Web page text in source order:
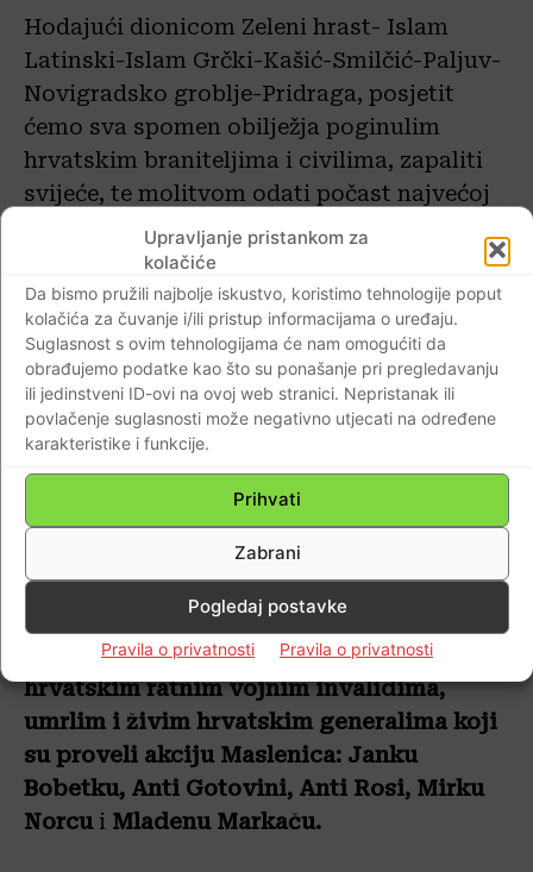
Upravljanje pristankom za
kolačiće
Da bismo pružili najbolje iskustvo, koristimo tehnologije poput
kolačića za čuvanje i/ili pristup informacijama o uređaju.
Suglasnost s ovim tehnologijama će nam omogućiti da
obrađujemo podatke kao što su ponašanje pri pregledavanju
ili jedinstveni ID-ovi na ovoj web stranici. Nepristanak ili
povlačenje suglasnosti može negativno utjecati na određene
karakteristike i funkcije.
Prihvati
Zabrani
Pogledaj postavke
Pravila o privatnosti Pravila o privatnosti
Hodajući dionicom Zeleni hrast- Islam
Latinski-Islam Grčki-Kašić-Smilčić-Paljuv-
Novigradsko groblje-Pridraga, posjetit
ćemo sva spomen obilježja poginulim
hrvatskim braniteljima i civilima, zapaliti
svijeće, te molitvom odati počast najvećoj
žrtvi koju su ti ljudi nesebično dali za
slobodu koju danas imamo.
Obaveza nam je dostojanstveno obilježiti
akciju, koja je bila od velike važnosti za
našu Domovinu a poglavito za našu
županiju. Ovom operacijom je oslobođeno
trinaest sela u zadarskom zaleđu, morski
tjesnac Novsko Ždrilo, Zrakoplovna baza
Zemunik, prostor zračne luke Zadar, te
brana Peruća kod Sinja.
ujemo svim
poginulim
hrvatskim braniteljima i civilima,
hrvatskim ratnim vojnim invalidima,
umrlim i živim hrvatskim generalima koji
su proveli akciju Maslenica: Janku
Bobetku, Anti Gotovini, Anti Rosi, Mirku
Norcu i Mladenu Markaču.